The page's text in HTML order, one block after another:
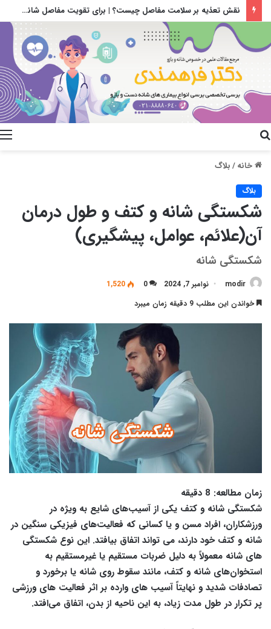
هزینه ام آر ای شانه (MRI)چقدر است؟ | تفسیر جواب ام آر آی شانه | دکتر علیرضا فرهمندی
خانه/بلاگ
بلاگ
شکستگی شانه و کتف و طول درمان
آن(علائم، عوامل، پیشگیری)
شکستگی شانه
modir نوامبر 7, 2024 0
1,520
خواندن این مطلب 9 دقیقه زمان میبرد
زمان مطالعه: 8 دقیقه
شکستگی شانه و کتف یکی از آسیب‌های شایع به‌ ویژه در
ورزشکاران، افراد مسن و یا کسانی که فعالیت‌های فیزیکی سنگین در
شانه و کتف خود دارند، می تواند اتفاق بیافتد. این نوع شکستگی
های شانه معمولاً به دلیل ضربات مستقیم یا غیرمستقیم به
استخوان‌های شانه و کتف، مانند سقوط روی شانه یا برخورد و
تصادفات شدید و نهایتاً آسیب های وارده بر اثر فعالیت های ورزشی
پر تکرار در طول مدت زیاد، به این ناحیه از بدن، اتفاق می‌افتد.